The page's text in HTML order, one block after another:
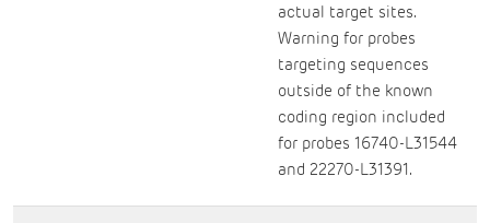
actual target sites.
Warning for probes
targeting sequences
outside of the known
coding region included
for probes 16740-L31544
and 22270-L31391.